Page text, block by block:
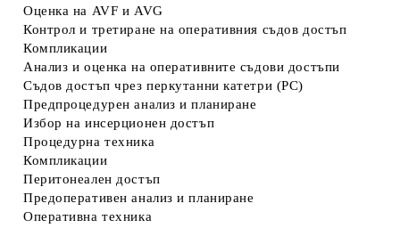
Оценка на AVF и AVG
Контрол и третиране на оперативния съдов достъп
Компликации
Анализ и оценка на оперативните съдови достъпи
Съдов достъп чрез перкутанни катетри (PC)
Предпроцедурен анализ и планиране
Избор на инсерционен достъп
Процедурна техника
Компликации
Перитонеален достъп
Предоперативен анализ и планиране
Оперативна техника